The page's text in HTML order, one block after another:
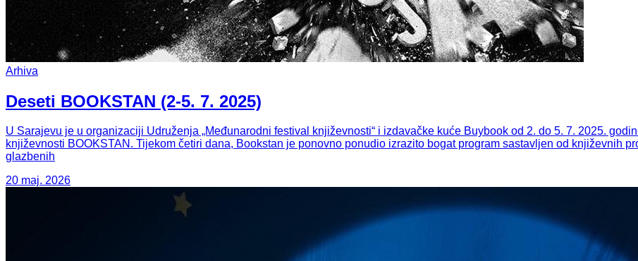
Arhiva
Deseti BOOKSTAN (2-5. 7. 2025)
U Sarajevu je u organizaciji Udruženja „Međunarodni festival književnosti“ i izdavačke kuće Buybook od 2. do 5. 7. 2025.
književnosti BOOKSTAN. Tijekom četiri dana, Bookstan je ponovno ponudio izrazito bogat program sastavljen od književnih
glazbenih
20 maj. 2026